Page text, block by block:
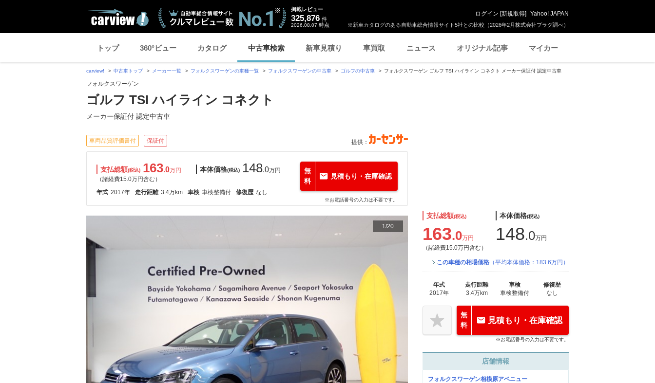
※新車カタログのある自動車総合情報サイト5社との比較（2026年2月株式会社プラグ調べ）
掲載レビュー
325,876 件
2026.08.07 時点
ログイン [新規取得] Yahoo! JAPAN
トップ 360°ビュー カタログ 中古車検索 新車見積り 車買取 ニュース オリジナル記事 マイカー
carview! 中古車トップ メーカー一覧 フォルクスワーゲンの車種一覧 フォルクスワーゲンの中古車 ゴルフの中古車 フォルクスワーゲン ゴルフ TSI ハイライン コネクト メーカー保証付 認定中古車
フォルクスワーゲン
ゴルフ TSI ハイライン コネクト
メーカー保証付 認定中古車
車両品質評価書付 保証付 提供：
支払総額(税込) 163.0万円
（諸経費15.0万円含む）
本体価格(税込) 148.0万円
年式 2017年 走行距離 3.4万km 車検 車検整備付 修復歴 なし
無
料
見積もり・在庫確認
※お電話番号の入力は不要です。
1/20
支払総額(税込)
163.0万円
（諸経費15.0万円含む）
本体価格(税込)
148.0万円
この車種の相場価格 （平均本体価格：183.6万円）
年式
2017年
走行距離
3.4万km
車検
車検整備付
修復歴
なし
無
料
見積もり・在庫確認
※お電話番号の入力は不要です。
店舗情報
フォルクスワーゲン相模原アベニュー